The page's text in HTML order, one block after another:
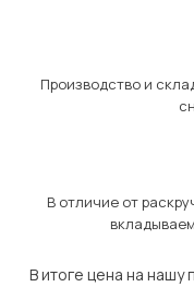
Производство и
В отличие от
В итоге цена на нашу